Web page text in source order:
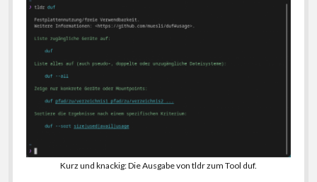
Kurz und knackig: Die Ausgabe von tldr zum Tool duf.